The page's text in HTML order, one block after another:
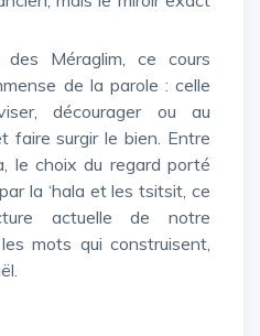
de la parole : celle
décourager ou au
faire surgir le bien. Entre
le choix du regard porté
la ‘hala et les tsitsit, ce
actuelle de notre
mots qui construisent,